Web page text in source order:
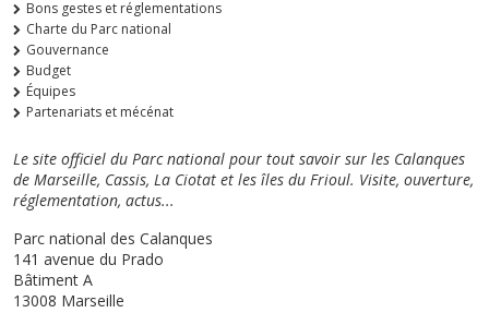
Bons gestes et réglementations
Charte du Parc national
Gouvernance
Budget
Équipes
Partenariats et mécénat
Le site officiel du Parc national pour tout savoir sur les Calanques
de Marseille, Cassis, La Ciotat et les îles du Frioul. Visite, ouverture,
réglementation, actus...
Parc national des Calanques
141 avenue du Prado
Bâtiment A
13008 Marseille